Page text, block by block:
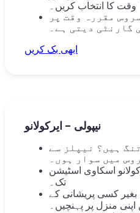
وقت کا انتخاب کریں۔
مقررہ وقت پر
گارنٹی دیتی ہے۔
ابھی بک کریں
نیپولی - ایرکولانو
ہیں؟ نیپلز سے
میں سوار ہوں۔
اسکاوی اسٹیشن
تک۔
بغیر کسی پریشانی کے